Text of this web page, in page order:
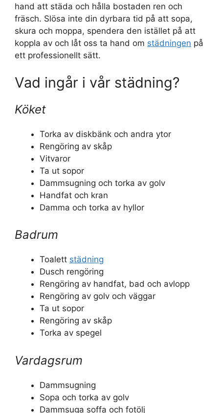
hand att städa och hålla bostaden ren och
fräsch. Slösa inte din dyrbara tid på att sopa,
skura och moppa, spendera den istället på att
koppla av och låt oss ta hand om städningen på
ett professionellt sätt.
Vad ingår i vår städning?
Köket
Torka av diskbänk och andra ytor
Rengöring av skåp
Vitvaror
Ta ut sopor
Dammsugning och torka av golv
Handfat och kran
Damma och torka av hyllor
Badrum
Toalett städning
Dusch rengöring
Rengöring av handfat, bad och avlopp
Rengöring av golv och väggar
Ta ut sopor
Rengöring av skåp
Torka av spegel
Vardagsrum
Dammsugning
Sopa och torka av golv
Dammsuga soffa och fotölj